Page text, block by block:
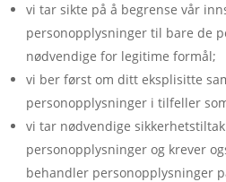
vi tar sikte på å begrense vår
personopplysninger til bare de
nødvendige for legitime formål;
vi ber først om ditt eksplisitte
personopplysninger i tilfeller
vi tar nødvendige
personopplysninger og krever
behandler personopplysninger